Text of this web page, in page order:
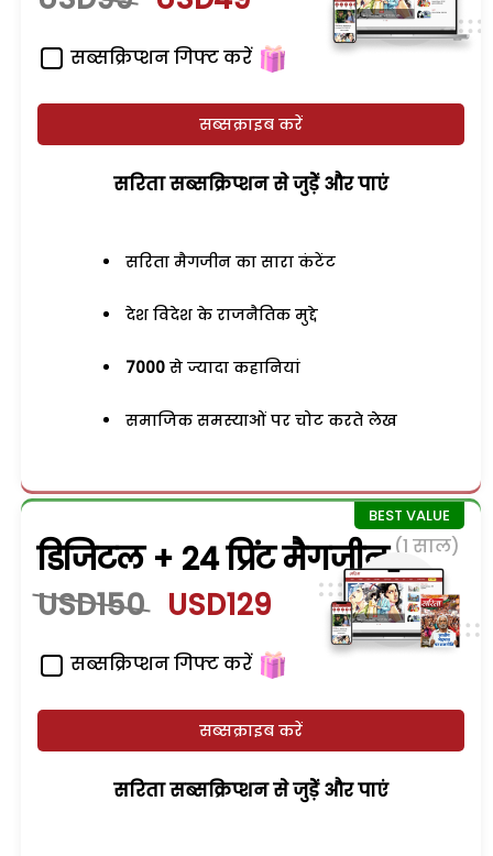
सब्सक्रिप्शन गिफ्ट करें
सब्सक्राइब करें
सरिता सब्सक्रिप्शन से जुड़ेें और पाएं
सरिता मैगजीन का सारा कंटेंट
देश विदेश के राजनैतिक मुद्दे
7000 से ज्यादा कहानियां
समाजिक समस्याओं पर चोट करते लेख
डिजिटल + 24 प्रिंट मैगजीन (1 साल)
USD150 USD129
सब्सक्रिप्शन गिफ्ट करें
सब्सक्राइब करें
सरिता सब्सक्रिप्शन से जुड़ेें और पाएं